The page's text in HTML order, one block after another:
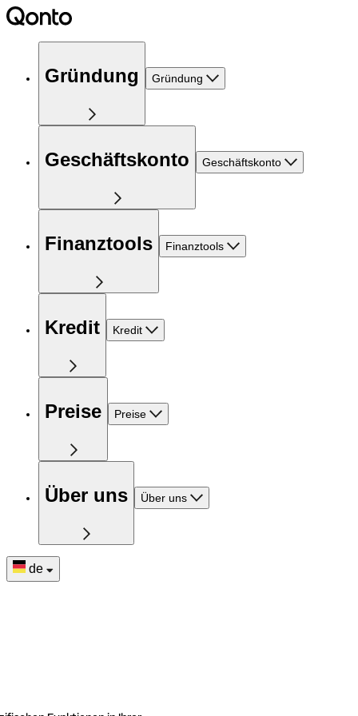
Gründung Gründung
Geschäftskonto Geschäftskonto
Finanztools Finanztools
Kredit Kredit
Preise Preise
Über uns Über uns
de